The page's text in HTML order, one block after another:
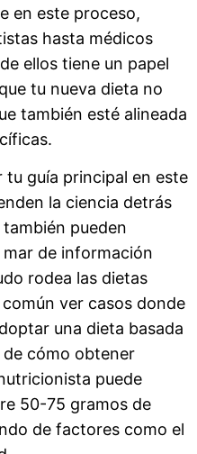
en este proceso,
hasta médicos
ellos tiene un papel
tu nueva dieta no
también esté alineada
guía principal en este
la ciencia detrás
pueden
de información
rodea las dietas
ver casos donde
una dieta basada
de cómo obtener
puede
50-75 gramos de
de factores como el